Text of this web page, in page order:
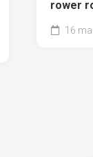
rower
16